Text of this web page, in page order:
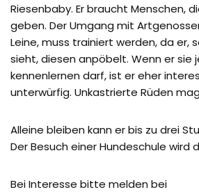
Riesenbaby. Er braucht Menschen,
geben. Der Umgang mit
Leine, muss trainiert werden, da er,
sieht, diesen anpöbelt. Wenn er sie
kennenlernen darf, ist er eher
unterwürfig. Unkastrierte Rüden
Alleine bleiben kann er bis zu drei
Der Besuch einer Hundeschule wird
Bei Interesse bitte melden bei